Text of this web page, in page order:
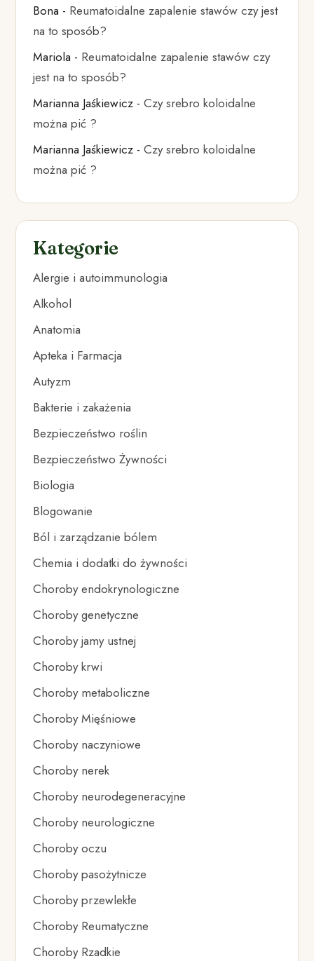
Bona - Reumatoidalne zapalenie stawów czy jest
na to sposób?
Mariola - Reumatoidalne zapalenie stawów czy
jest na to sposób?
Marianna Jaśkiewicz -Czy srebro koloidalne
można pić ?
Marianna Jaśkiewicz -Czy srebro koloidalne
można pić ?
Kategorie
Alergie i autoimmunologia
Alkohol
Anatomia
Apteka i Farmacja
Autyzm
Bakterie i zakażenia
Bezpieczeństwo roślin
Bezpieczeństwo Żywności
Biologia
Blogowanie
Ból i zarządzanie bólem
Chemia i dodatki do żywności
Choroby endokrynologiczne
Choroby genetyczne
Choroby jamy ustnej
Choroby krwi
Choroby metaboliczne
Choroby Mięśniowe
Choroby naczyniowe
Choroby nerek
Choroby neurodegeneracyjne
Choroby neurologiczne
Choroby oczu
Choroby pasożytnicze
Choroby przewlekłe
Choroby Reumatyczne
Choroby Rzadkie